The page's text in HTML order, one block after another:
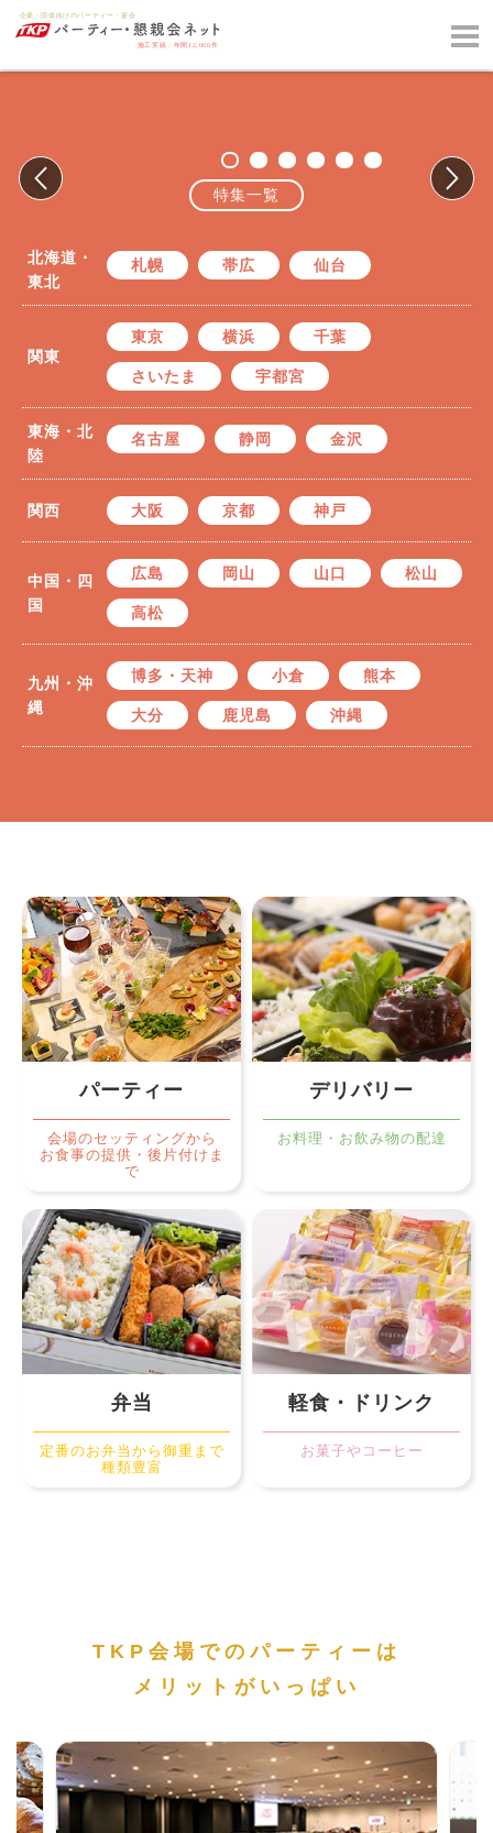
特集一覧
北海道・
東北
札幌 帯広 仙台
関東
東京 横浜 千葉
さいたま 宇都宮
東海・北
陸
名古屋 静岡 金沢
関西 大阪 京都 神戸
中国・四
国
広島 岡山 山口 松山
高松
九州・沖
縄
博多・天神 小倉 熊本
大分 鹿児島 沖縄
パーティー
会場のセッティングから
お食事の提供・後片付けま
で
デリバリー
お料理・お飲み物の配達
弁当
定番のお弁当から御重まで
種類豊富
軽食・ドリンク
お菓子やコーヒー
TKP会場でのパーティーは
メリットがいっぱい